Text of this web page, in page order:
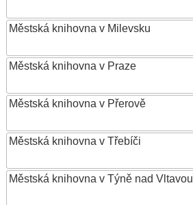
Městská knihovna v Milevsku
Městská knihovna v Praze
Městská knihovna v Přerově
Městská knihovna v Třebíči
Městská knihovna v Týně nad Vltavou